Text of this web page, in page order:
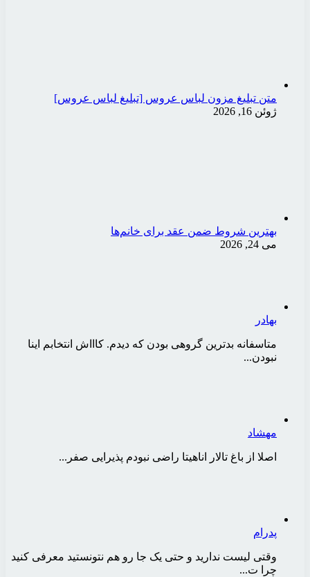
متن تبلیغ مزون لباس عروس [تبلیغ لباس عروس]
ژوئن 16, 2026
بهترین شروط ضمن عقد برای خانم‌ها
می 24, 2026
بهادر
متاسفانه بدترین گروهی بودن که دیدم. کاااش انتخابم اینا
نبودن...
مهشاد
اصلا از باغ تالار اناهیتا راضی نبودم پذیرایی صفر...
پدرام
وقتی لیست ندارید و حتی یک جا رو هم نتونستید معرفی کنید
چرا ت...